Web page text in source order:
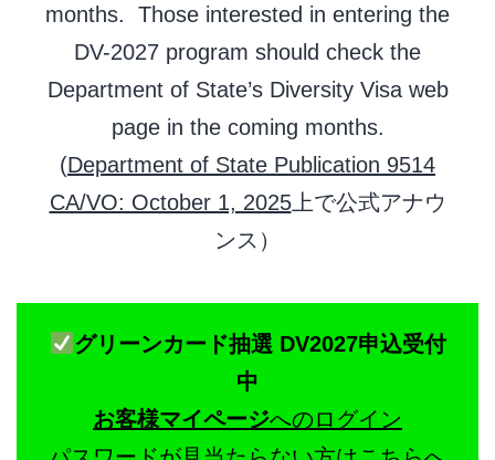
months. Those interested in entering the
DV-2027 program should check the
Department of State’s Diversity Visa web
page in the coming months.
(Department of State Publication 9514
CA/VO: October 1, 2025上で公式アナウ
ンス）
グリーンカード抽選 DV2027申込受付
中
お客様マイページへのログイン